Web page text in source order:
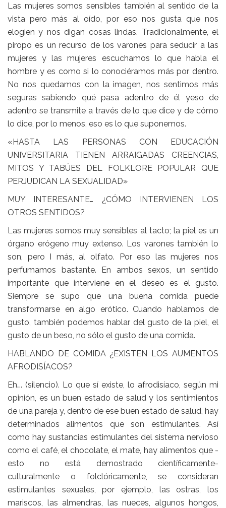
Las mujeres somos sensibles también al sentido de la
vista pero más al oído, por eso nos gusta que nos
elogien y nos digan cosas lindas. Tradicionalmente, el
piropo es un recurso de los varones para seducir a las
mujeres y las mujeres escuchamos lo que habla el
hombre y es como si lo conociéramos más por dentro.
No nos quedamos con la imagen, nos sentimos más
seguras sabiendo qué pasa adentro de él yeso de
adentro se transmite a través de lo que dice y de cómo
lo dice, por lo menos, eso es lo que suponemos.
«HASTA LAS PERSONAS CON EDUCACIÓN
UNIVERSITARIA TIENEN ARRAIGADAS CREENCIAS,
MITOS Y TABÚES DEL FOLKLORE POPULAR QUE
PERJUDICAN LA SEXUALIDAD»
MUY INTERESANTE… ¿CÓMO INTERVIENEN LOS
OTROS SENTIDOS?
Las mujeres somos muy sensibles al tacto; la piel es un
órgano erógeno muy extenso. Los varones también lo
son, pero I más, al olfato. Por eso las mujeres nos
perfumamos bastante. En ambos sexos, un sentido
importante que interviene en el deseo es el gusto.
Siempre se supo que una buena comida puede
transformarse en algo erótico. Cuando hablamos de
gusto, también podemos hablar del gusto de la piel, el
gusto de un beso, no sólo el gusto de una comida.
HABLANDO DE COMIDA ¿EXISTEN LOS AUMENTOS
AFRODISÍACOS?
Eh…. (silencio). Lo que sí existe, lo afrodisíaco, según mi
opinión, es un buen estado de salud y los sentimientos
de una pareja y, dentro de ese buen estado de salud, hay
determinados alimentos que son estimulantes. Así
como hay sustancias estimulantes del sistema nervioso
como el café, el chocolate, el mate, hay alimentos que -
esto no está demostrado científicamente-
culturalmente o folclóricamente, se consideran
estimulantes sexuales, por ejemplo, las ostras, los
mariscos, las almendras, las nueces, algunos hongos,